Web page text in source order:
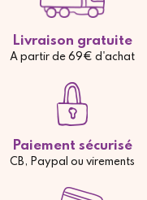
Livraison gratuite
A partir de 69€ d'achat
Paiement sécurisé
CB, Paypal ou virements